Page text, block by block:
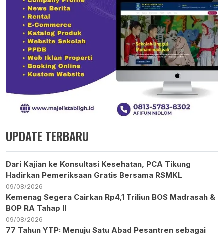
UPDATE TERBARU
Dari Kajian ke Konsultasi Kesehatan, PCA Tikung
Hadirkan Pemeriksaan Gratis Bersama RSMKL
09/08/2026
Kemenag Segera Cairkan Rp4,1 Triliun BOS Madrasah &
BOP RA Tahap II
09/08/2026
77 Tahun YTP: Menuju Satu Abad Pesantren sebagai